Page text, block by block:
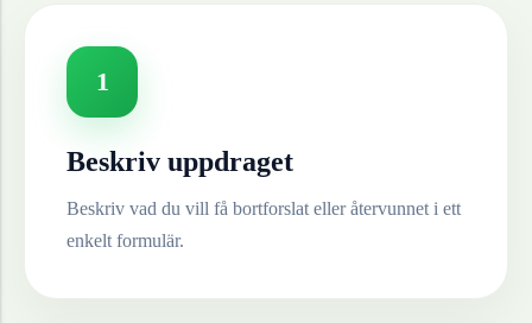
1
Beskriv uppdraget
Beskriv vad du vill få bortforslat eller återvunnet i ett
enkelt formulär.